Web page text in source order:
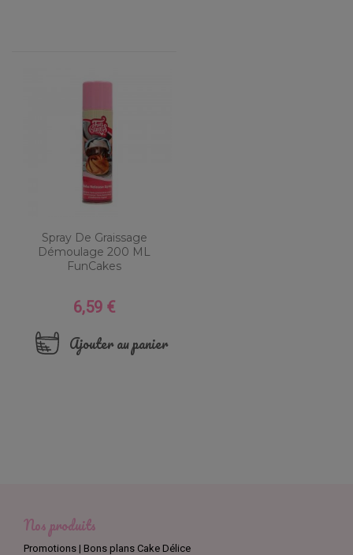
Spray De Graissage
Démoulage 200 ML
FunCakes
Prix
6,59 €
Ajouter au panier
Nos produits
Promotions | Bons plans Cake Délice